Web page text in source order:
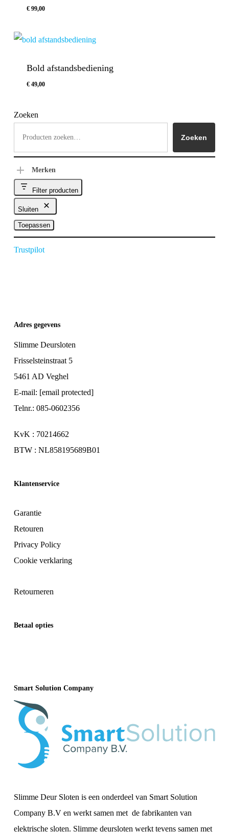
€99,00
Bold afstandsbediening
€49,00
Zoeken
Zoeken
Merken
Filter producten
Sluiten
Toepassen
Trustpilot
Adres gegevens
Slimme Deursloten
Frisselsteinstraat 5
5461 AD Veghel
E-mail: [email protected]
Telnr.: 085-0602356
KvK : 70214662
BTW : NL858195689B01
Klantenservice
Garantie
Retouren
Privacy Policy
Cookie verklaring
Retourneren
Betaal opties
Smart Solution Company
Slimme Deur Sloten is een onderdeel van Smart Solution
Company B.V en werkt samen met de fabrikanten van
elektrische sloten. Slimme deursloten werkt tevens samen met